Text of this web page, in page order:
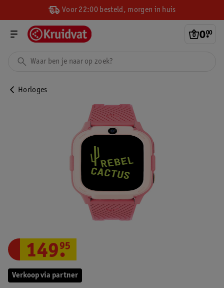
Voor 22:00 besteld, morgen in huis
0.
00
Horloges
Verkoop via partner
149.
95